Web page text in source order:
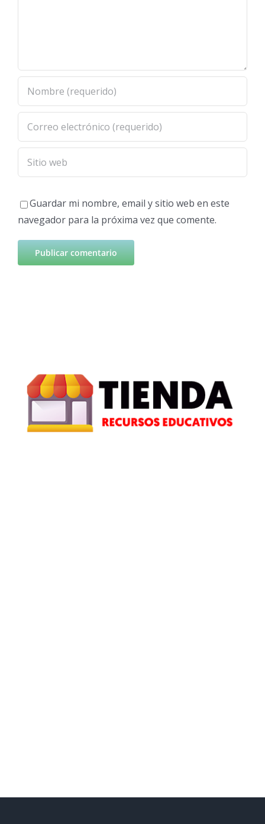
Guardar mi nombre, email y sitio web en este
navegador para la próxima vez que comente.